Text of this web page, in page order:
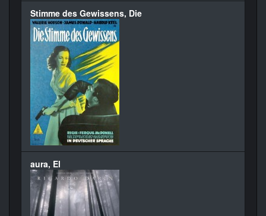
Stimme des Gewissens, Die
aura, El